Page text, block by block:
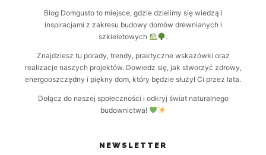
Blog Domgusto to miejsce, gdzie dzielimy się wiedzą i
inspiracjami z zakresu budowy domów drewnianych i
szkieletowych
.
Znajdziesz tu porady, trendy, praktyczne wskazówki oraz
realizacje naszych projektów. Dowiedz się, jak stworzyć zdrowy,
energooszczędny i piękny dom, który będzie służył Ci przez lata.
Dołącz do naszej społeczności i odkryj świat naturalnego
budownictwa!
NEWSLETTER